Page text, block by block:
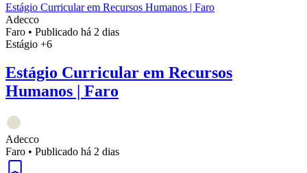
Estágio Curricular em Recursos Humanos | Faro
Adecco
Faro • Publicado há 2 dias
Estágio +6
Estágio Curricular em Recursos
Humanos | Faro
Adecco
Faro • Publicado há 2 dias